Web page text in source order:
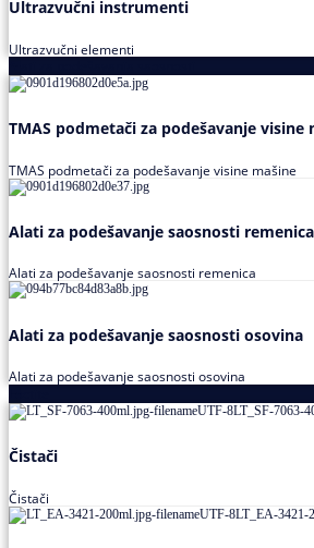
Ultrazvučni instrumenti
Ultrazvučni elementi
TMAS podmetači za podešavanje visine
TMAS podmetači za podešavanje visine mašine
Alati za podešavanje saosnosti remenica
Alati za podešavanje saosnosti remenica
Alati za podešavanje saosnosti osovina
Alati za podešavanje saosnosti osovina
Čistači
Čistači